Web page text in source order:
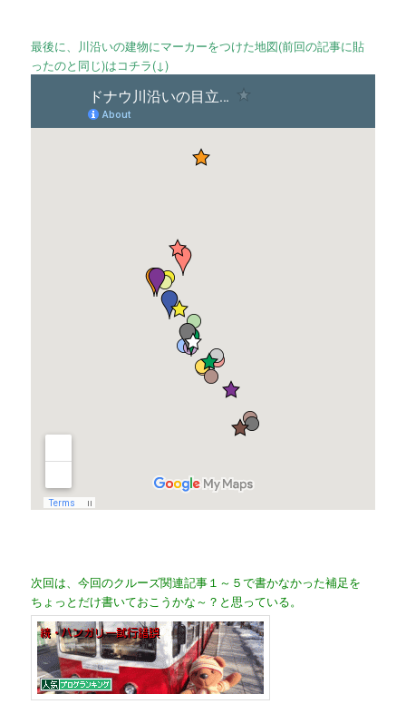
最後に、川沿いの建物にマーカーをつけた地図(前回の記事に貼
ったのと同じ)はコチラ(↓)
次回は、今回のクルーズ関連記事１～５で書かなかった補足を
ちょっとだけ書いておこうかな～？と思っている。